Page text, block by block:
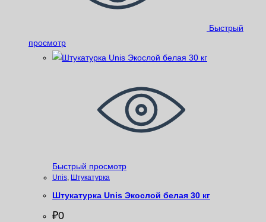
Быстрый
просмотр
Быстрый просмотр
Unis, Штукатурка
Штукатурка Unis Экослой белая 30 кг
₽0